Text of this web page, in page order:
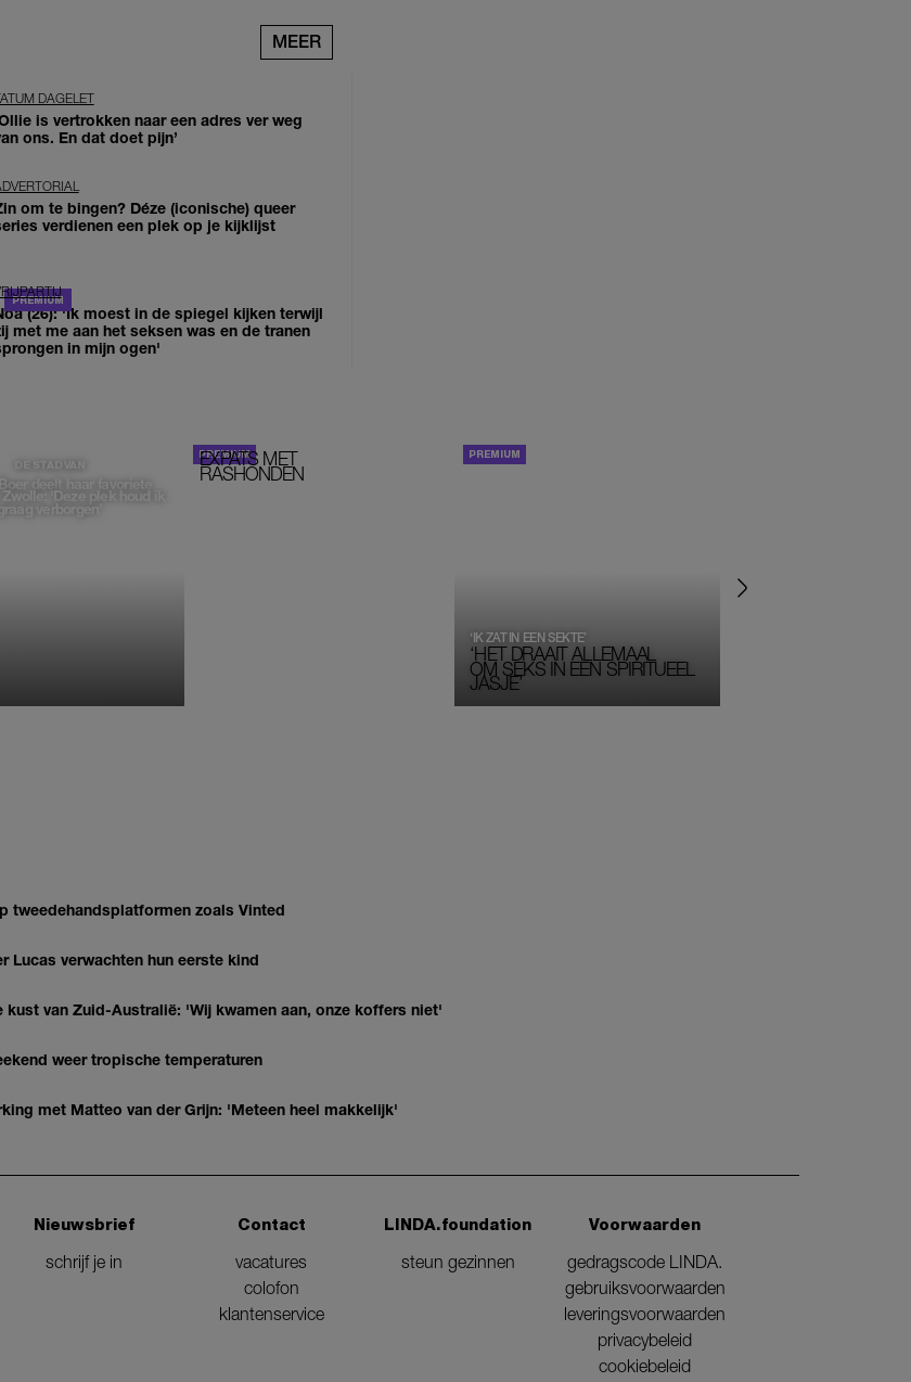
MEER
DAGELET
is vertrokken naar een adres ver weg
ons. En dat doet pijn’
om te bingen? Déze (iconische) queer
verdienen een plek op je kijklijst
(26): 'Ik moest in de spiegel kijken terwijl
met me aan het seksen was en de tranen
in mijn ogen'
DE STAD VAN
deelt haar favoriete
'Deze plek houd ik
graag verborgen'
EXPATS MET
RASHONDEN
‘HET DRAAIT ALLEMAAL
OM SEKS IN EEN SPIRITUEEL
JASJE’
‘IK ZAT IN EEN SEKTE’
tweedehandsplatformen zoals Vinted
Lucas verwachten hun eerste kind
van Zuid-Australië: 'Wij kwamen aan, onze koffers niet'
weer tropische temperaturen
met Matteo van der Grijn: 'Meteen heel makkelijk'
Nieuwsbrief
schrijf je in
Contact
vacatures
colofon
klantenservice
LINDA.foundation
steun gezinnen
Voorwaarden
gedragscode LINDA.
gebruiksvoorwaarden
leveringsvoorwaarden
privacybeleid
cookiebeleid